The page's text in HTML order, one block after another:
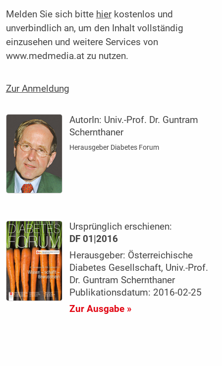
Melden Sie sich bitte hierkostenlos und
unverbindlich an, um den Inhalt vollständig
einzusehen und weitere Services von
www.medmedia.at zu nutzen.
Zur Anmeldung
AutorIn: Univ.-Prof. Dr. Guntram
Schernthaner
Herausgeber Diabetes Forum
Ursprünglich erschienen:
DF 01|2016
Herausgeber: Österreichische
Diabetes Gesellschaft, Univ.-Prof.
Dr. Guntram Schernthaner
Publikationsdatum: 2016-02-25
Zur Ausgabe »